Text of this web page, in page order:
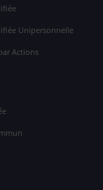
Unipersonnelle
Actions